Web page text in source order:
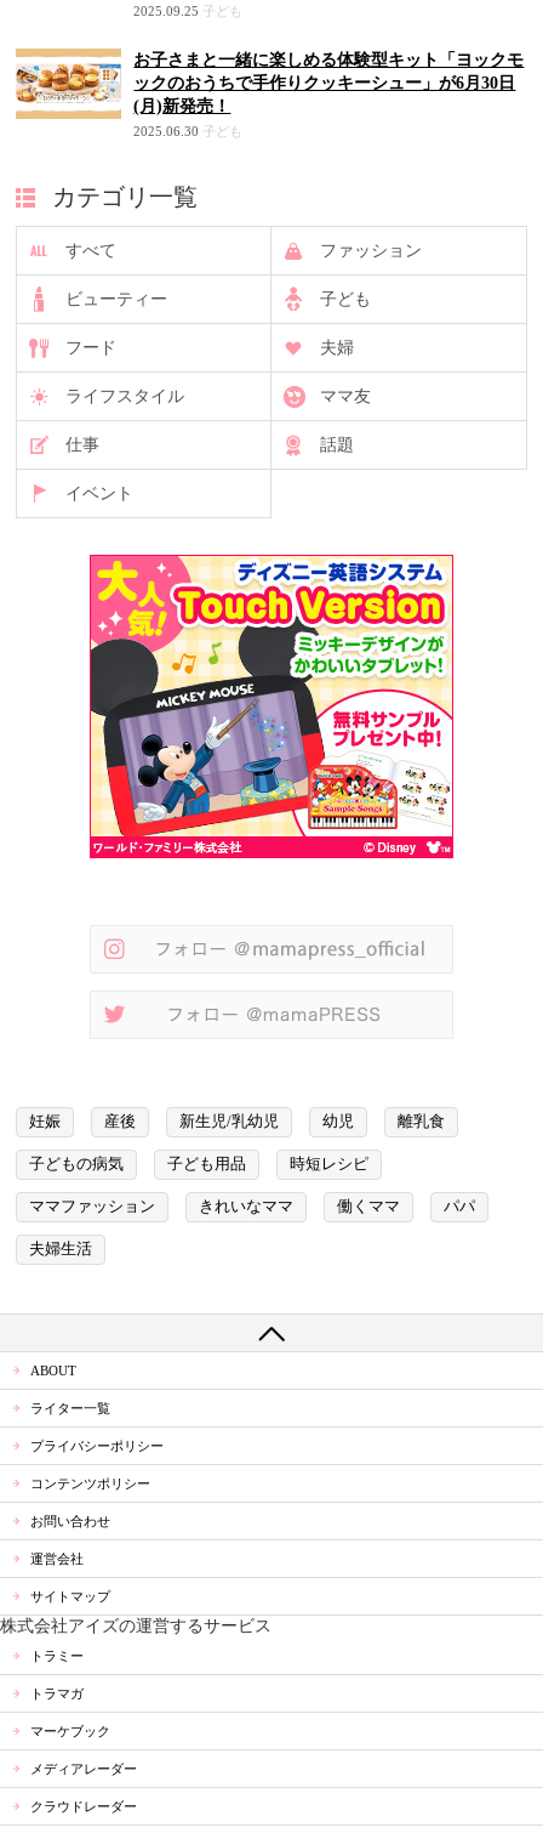
2025.09.25 子ども
お子さまと一緒に楽しめる体験型キット「ヨックモ
ックのおうちで手作りクッキーシュー」が6月30日
(月)新発売！
2025.06.30 子ども
カテゴリ一覧
すべて ファッション
ビューティー 子ども
フード 夫婦
ライフスタイル ママ友
仕事 話題
イベント
妊娠 産後 新生児/乳幼児 幼児 離乳食
子どもの病気 子ども用品 時短レシピ
ママファッション きれいなママ 働くママ パパ
夫婦生活
ABOUT
ライター一覧
プライバシーポリシー
コンテンツポリシー
お問い合わせ
運営会社
サイトマップ
株式会社アイズの運営するサービス
トラミー
トラマガ
マーケブック
メディアレーダー
クラウドレーダー